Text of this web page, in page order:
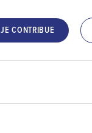
JE CONTRIBUE